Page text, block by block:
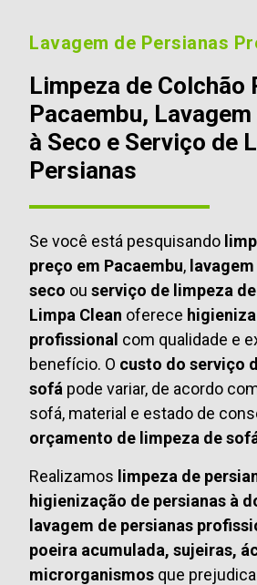
Lavagem de Persianas
Limpeza de Colchão
Pacaembu,
à Seco e Serviço de
Persianas
Se você está pesquisando
preço em Pacaembu,
seco ou serviço de limpeza
Limpa Clean oferece
profissional com qualidade e
benefício. O custo do serviço
sofá pode variar, de acordo
sofá, material e estado de
orçamento de limpeza de
Realizamos limpeza de
higienização de persianas à
lavagem de persianas
poeira acumulada, sujeiras,
microrganismos que